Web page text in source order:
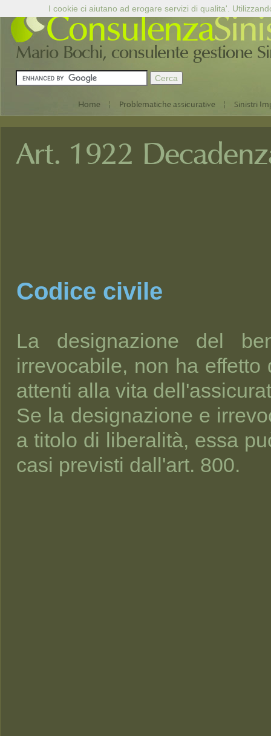
Consulenza
Mario Bochi, consulente gestione
Home | Problematiche assicurative | Sinistri
Art. 1922
Codice civile
La designazione del
irrevocabile, non ha
attenti alla vita
Se la designazione e
a titolo di liberalità, essa
casi previsti dall'art. 800.
I cookie ci aiutano ad erogare servizi di qualita'.